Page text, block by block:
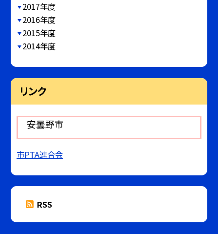
2017年度
2016年度
2015年度
2014年度
リンク
安曇野市
市PTA連合会
RSS